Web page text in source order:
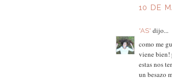
10 DE
*AS* dijo...
como me
viene bien!
estas nos
un besazo